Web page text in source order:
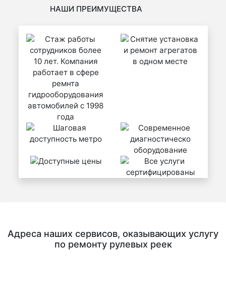
НАШИ ПРЕИМУЩЕСТВА
Адреса наших сервисов, оказывающих услугу
по ремонту рулевых реек